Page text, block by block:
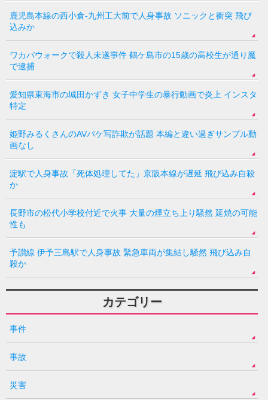
鹿児島本線の西小倉-九州工大前で人身事故 ソニックと衝突 飛び
込みか
ワカバウォークで殺人未遂事件 鶴ケ島市の15歳の高校生が通り魔
で逮捕
愛知県東海市の城田かずき 女子中学生の暴行動画で炎上 インスタ
特定
姫野みるくさんのAVパケ写詐欺が話題 本編と違い過ぎサンプル動
画なし
淀駅で人身事故「死体処理してた」京阪本線が遅延 飛び込み自殺
か
長野市の松代小学校付近で火事 大量の煙立ち上り騒然 延焼の可能
性も
予讃線 伊予三島駅で人身事故 緊急車両が集結し騒然 飛び込み自
殺か
カテゴリー
事件
事故
災害